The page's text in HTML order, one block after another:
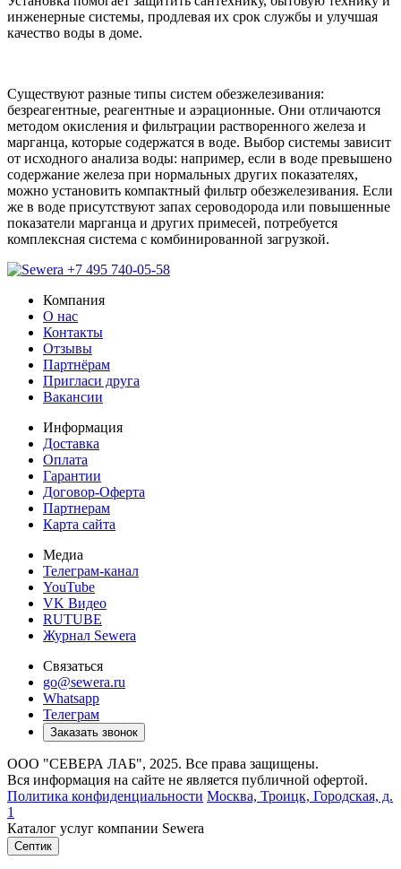
инженерные системы, продлевая их срок службы и улучшая
качество воды в доме.
Существуют разные типы систем обезжелезивания:
безреагентные, реагентные и аэрационные. Они отличаются
методом окисления и фильтрации растворенного железа и
марганца, которые содержатся в воде. Выбор системы зависит
от исходного анализа воды: например, если в воде превышено
содержание железа при нормальных других показателях,
можно установить компактный фильтр обезжелезивания. Если
же в воде присутствуют запах сероводорода или повышенные
показатели марганца и других примесей, потребуется
комплексная система с комбинированной загрузкой.
+7 495 740-05-58
Компания
О нас
Контакты
Отзывы
Партнёрам
Пригласи друга
Вакансии
Информация
Доставка
Оплата
Гарантии
Договор-Оферта
Партнерам
Карта сайта
Медиа
Телеграм-канал
YouTube
VK Видео
RUTUBE
Журнал Sewera
Связаться
go@sewera.ru
Whatsapp
Телеграм
Заказать звонок
ООО "СЕВЕРА ЛАБ", 2025. Все права защищены.
Вся информация на сайте не является публичной офертой.
Политика конфиденциальности Москва, Троицк, Городская, д.
1
Каталог услуг компании Sewera
Септик